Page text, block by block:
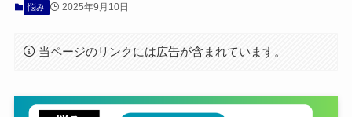
悩み 2025年9月10日
当ページのリンクには広告が含まれています。